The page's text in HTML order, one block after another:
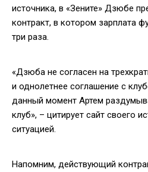
источника, в «Зените» Дзюбе
контракт, в котором зарплата
три раза.
«Дзюба не согласен на
и однолетнее соглашение с
данный момент Артем
клуб», – цитирует сайт своего
ситуацией.
Напомним, действующий